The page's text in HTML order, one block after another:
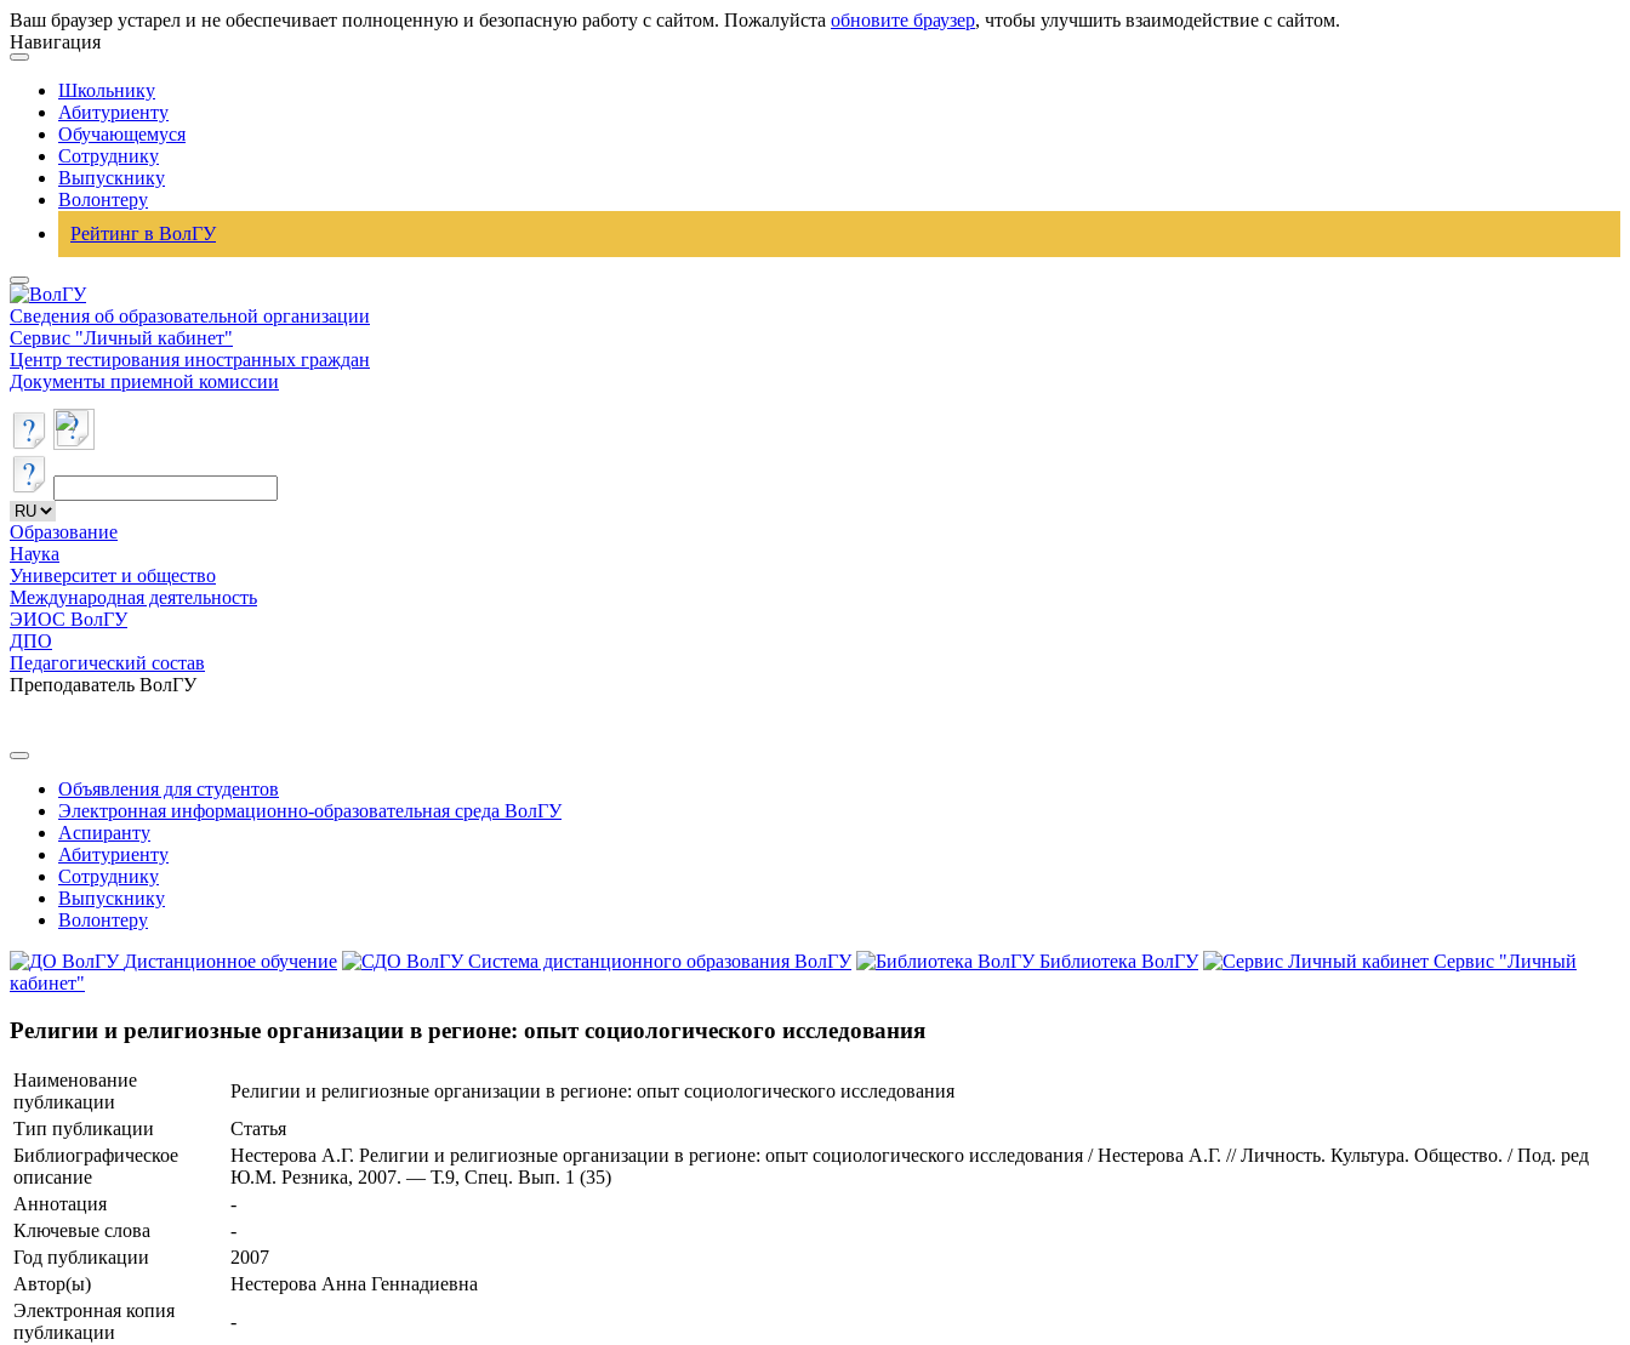
Ваш браузер устарел и не обеспечивает полноценную и безопасную работу с сайтом. Пожалуйста обновите браузер, чтобы улучшить взаимодействие с сайтом.
Навигация
Школьнику
Абитуриенту
Обучающемуся
Сотруднику
Выпускнику
Волонтеру
Рейтинг в ВолГУ
Сведения об образовательной организации
Сервис "Личный кабинет"
Центр тестирования иностранных граждан
Документы приемной комиссии
Образование
Наука
Университет и общество
Международная деятельность
ЭИОС ВолГУ
ДПО
Педагогический состав
Преподаватель ВолГУ
Объявления для студентов
Электронная информационно-образовательная среда ВолГУ
Аспиранту
Абитуриенту
Сотруднику
Выпускнику
Волонтеру
Дистанционное обучение
Система дистанционного образования ВолГУ Библиотека ВолГУ
Сервис "Личный
кабинет"
Религии и религиозные организации в регионе: опыт социологического исследования
Наименование
публикации
Религии и религиозные организации в регионе: опыт социологического исследования
Тип публикации
Статья
Библиографическое
описание
Нестерова А.Г. Религии и религиозные организации в регионе: опыт социологического исследования / Нестерова А.Г. // Личность. Культура. Общество. / Под. ред
Ю.М. Резника, 2007. — Т.9, Спец. Вып. 1 (35)
Аннотация
-
Ключевые cлова
-
Год публикации
2007
Автор(ы)
Нестерова Анна Геннадиевна
Электронная копия
публикации
-